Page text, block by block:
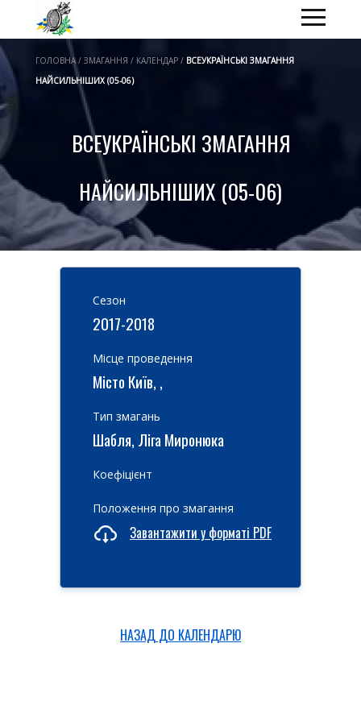
ГОЛОВНА / ЗМАГАННЯ / КАЛЕНДАР / ВСЕУКРАЇНСЬКІ ЗМАГАННЯ
НАЙСИЛЬНІШИХ (05-06)
ВСЕУКРАЇНСЬКІ ЗМАГАННЯ
НАЙСИЛЬНІШИХ (05-06)
Cезон
2017-2018
Місце проведення
Місто Київ, ,
Тип змагань
Шабля, Ліга Миронюка
Коефіцієнт
Положення про змагання
Завантажити у форматі PDF
НАЗАД ДО КАЛЕНДАРЮ